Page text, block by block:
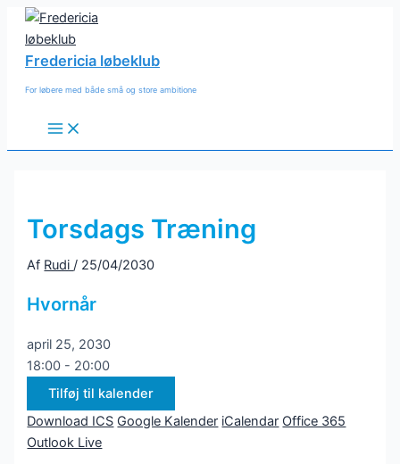
indholdet
Fredericia løbeklub
For løbere med både små og store ambitione
Main
Menu
Torsdags Træning
Af Rudi/ 25/04/2030
Hvornår
april 25, 2030
18:00 - 20:00
Tilføj til kalender
Download ICS Google Kalender iCalendar Office 365
Outlook Live